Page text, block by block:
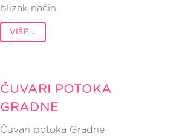
blizak način.
VIŠE...
ČUVARI POTOKA
GRADNE
Čuvari potoka Gradne